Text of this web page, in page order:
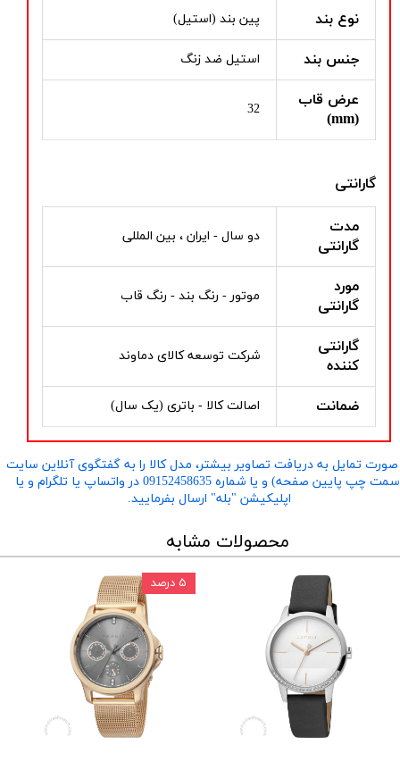
نوع بند پین بند (استیل)
جنس بند استیل ضد زنگ
عرض قاب
(mm)
32
گارانتی
مدت
گارانتی
دو سال - ایران ، بین المللی
مورد
گارانتی
موتور - رنگ بند - رنگ قاب
گارانتی
کننده
شرکت توسعه کالای دماوند
ضمانت اصالت کالا - باتری (یک سال)
تمایل به دریافت تصاویر بیشتر، مدل کالا را به گفتگوی آنلاین سایت
​​​​​​​(سمت چپ پایین صفحه) و یا شماره 09152458635 در واتساپ یا تلگرام و یا
اپلیکیشن "بله" ارسال بفرمایید.
محصولات مشابه
۵ درصد